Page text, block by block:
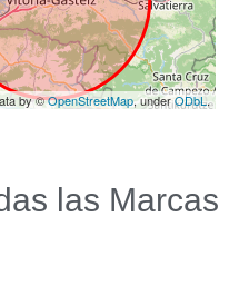
las Marcas